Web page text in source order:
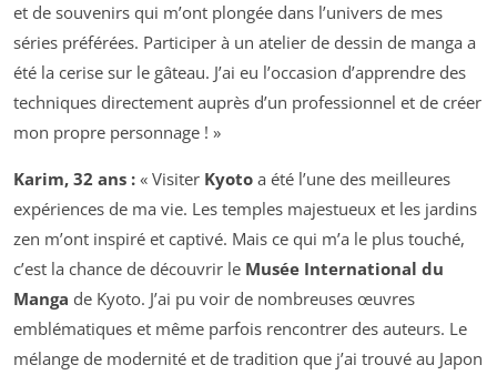
et de souvenirs qui m’ont plongée dans l’univers de mes
séries préférées. Participer à un atelier de dessin de manga a
été la cerise sur le gâteau. J’ai eu l’occasion d’apprendre des
techniques directement auprès d’un professionnel et de créer
mon propre personnage ! »
Karim, 32 ans : « Visiter Kyoto a été l’une des meilleures
expériences de ma vie. Les temples majestueux et les jardins
zen m’ont inspiré et captivé. Mais ce qui m’a le plus touché,
c’est la chance de découvrir le Musée International du
Manga de Kyoto. J’ai pu voir de nombreuses œuvres
emblématiques et même parfois rencontrer des auteurs. Le
mélange de modernité et de tradition que j’ai trouvé au Japon